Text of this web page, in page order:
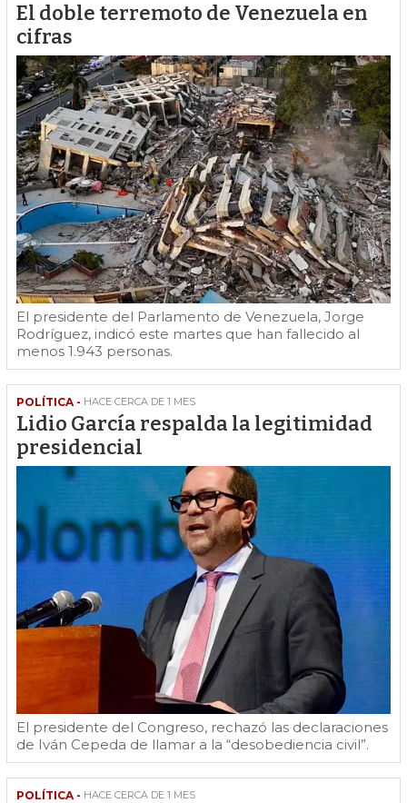
El doble terremoto de Venezuela en
cifras
El presidente del Parlamento de Venezuela, Jorge
Rodríguez, indicó este martes que han fallecido al
menos 1.943 personas.
POLÍTICA - HACE CERCA DE 1 MES
Lidio García respalda la legitimidad
presidencial
El presidente del Congreso, rechazó las declaraciones
de Iván Cepeda de llamar a la “desobediencia civil”.
POLÍTICA - HACE CERCA DE 1 MES